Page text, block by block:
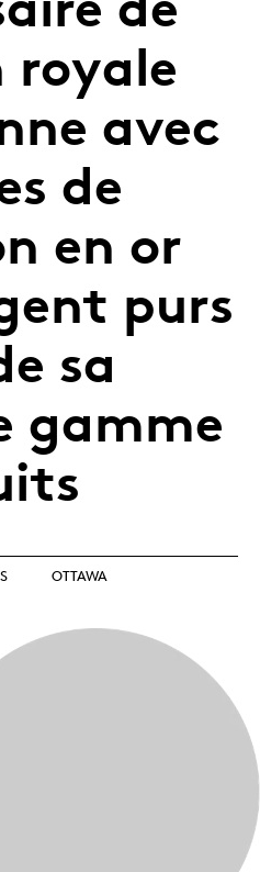
royale
avec
de
en or
purs
sa
gamme
OTTAWA